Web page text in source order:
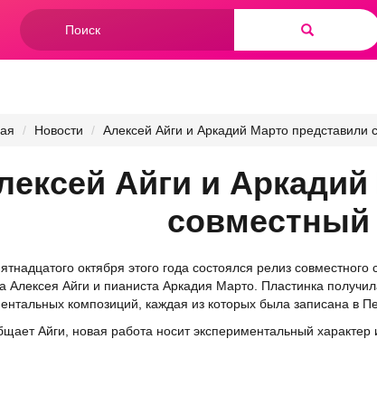
Форма
поиска
Новости Алексей Айги и Аркадий Марто представили
Айги и
октября этого года состоялся релиз
Алексея Айги и пианиста Аркадия Марто. Пластинка
композиций, каждая из которых была записана в
Айги, новая работа носит экспериментальный